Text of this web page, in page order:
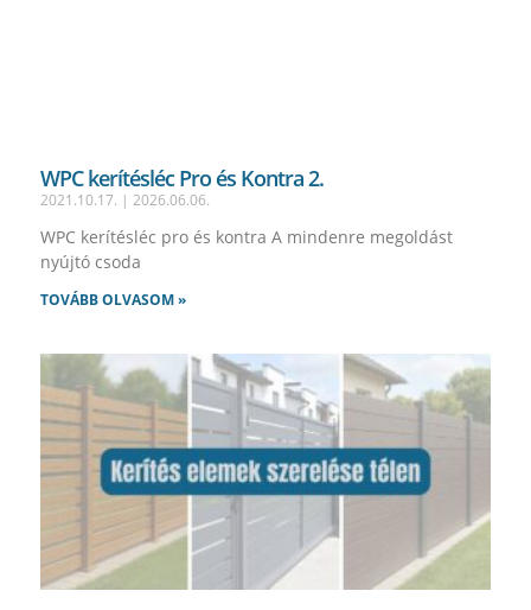
WPC kerítésléc Pro és Kontra 2.
2021.10.17. 2026.06.06.
WPC kerítésléc pro és kontra A mindenre megoldást
nyújtó csoda
TOVÁBB OLVASOM »